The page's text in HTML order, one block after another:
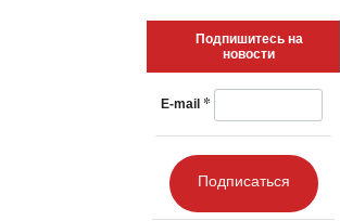
Подпишитесь на
новости
E-mail *
Подписаться